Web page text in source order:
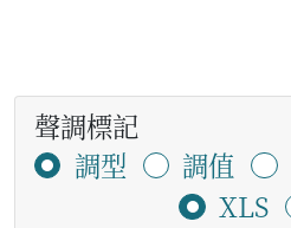
聲調標記
調型
調值
XLS